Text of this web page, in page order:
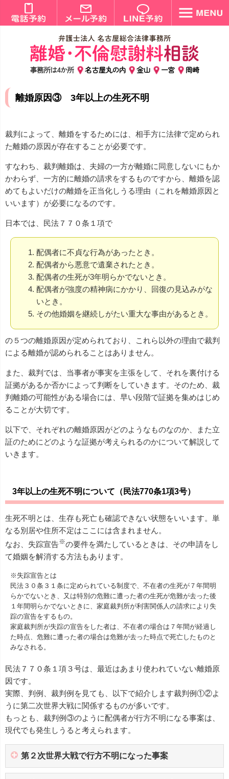
事務所は4か所 名古屋丸の内 金山 一宮 岡崎
離婚原因③ 3年以上の生死不明
裁判によって、離婚をするためには、相手方に法律で定められ
た離婚の原因が存在することが必要です。
すなわち、裁判離婚は、夫婦の一方が離婚に同意しないにもか
かわらず、一方的に離婚の請求をするものですから、離婚を認
めてもよいだけの離婚を正当化しうる理由（これを離婚原因と
いいます）が必要になるのです。
日本では、民法７７０条１項で
配偶者に不貞な行為があったとき。
配偶者から悪意で遺棄されたとき。
配偶者の生死が3年明らかでないとき。
配偶者が強度の精神病にかかり、回復の見込みがな
いとき。
その他婚姻を継続しがたい重大な事由があるとき。
の５つの離婚原因が定められており、これら以外の理由で裁判
による離婚が認められることはありません。
また、裁判では、当事者が事実を主張をして、それを裏付ける
証拠があるか否かによって判断をしていきます。そのため、裁
判離婚の可能性がある場合には、早い段階で証拠を集めはじめ
ることが大切です。
以下で、それぞれの離婚原因がどのようなものなのか、また立
証のためにどのような証拠が考えられるのかについて解説して
いきます。
3年以上の生死不明について（民法770条1項3号）
生死不明とは、生存も死亡も確認できない状態をいいます。単
なる別居や住所不定はここには含まれません。
なお、失踪宣告※の要件を満たしているときは、その申請をし
て婚姻を解消する方法もあります。
※失踪宣告とは
民法３０条３１条に定められている制度で、不在者の生死が７年間明
らかでないとき、又は特別の危難に遭った者の生死が危難が去った後
１年間明らかでないときに、家庭裁判所が利害関係人の請求により失
踪の宣告をするもの。
家庭裁判所が失踪の宣告をした者は、不在者の場合は７年間が経過し
た時点、危難に遭った者の場合は危難が去った時点で死亡したものと
みなされる。
民法７７０条１項３号は、最近はあまり使われていない離婚原
因です。
実際、判例、裁判例を見ても、以下で紹介します裁判例①②よ
うに第二次世界大戦に関係するものが多いです。
もっとも、裁判例③のように配偶者が行方不明になる事案は、
現代でも発生しうると考えられます。
第２次世界大戦で行方不明になった事案